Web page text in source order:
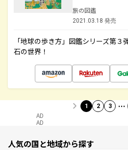
旅の図鑑
2021.03.18 発売
「地球の歩き方」図鑑シリーズ第
石の世界！
1 2 3 …
AD
AD
人気の国と地域から探す